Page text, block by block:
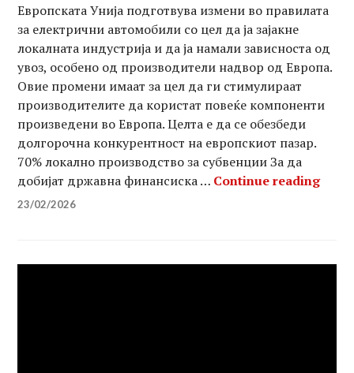
Европската Унија подготвува измени во правилата
за електрични автомобили со цел да ја зајакне
локалната индустрија и да ја намали зависноста од
увоз, особено од производители надвор од Европа.
Овие промени имаат за цел да ги стимулираат
производителите да користат повеќе компоненти
произведени во Европа. Целта е да се обезбеди
долгорочна конкурентност на европскиот пазар.
70% локално производство за субвенции За да
добијат државна финансиска … Continue readingЕУ
23/02/2026